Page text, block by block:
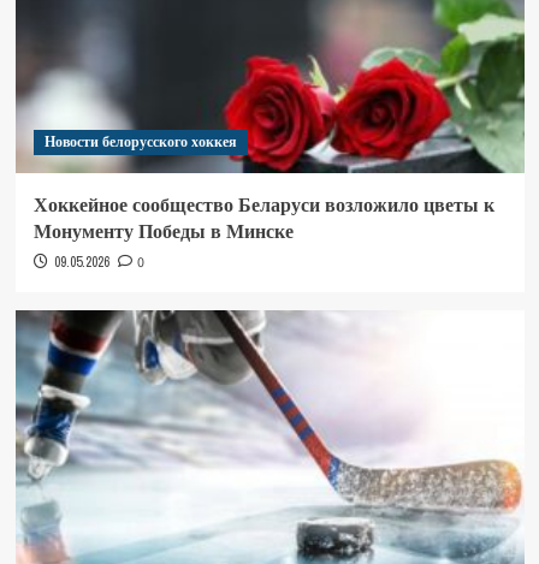
Новости белорусского хоккея
Хоккейное сообщество Беларуси возложило цветы к
Монументу Победы в Минске
09.05.2026 0